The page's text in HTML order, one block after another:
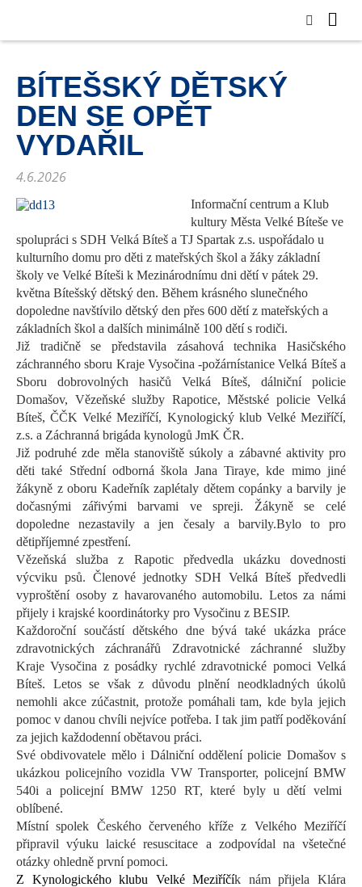
BÍTEŠSKÝ DĚTSKÝ
DEN SE OPĚT
VYDAŘIL
4.6.2026
Informační centrum a Klub
kultury Města Velké Bíteše ve
spolupráci s SDH Velká Bíteš a TJ Spartak z.s. uspořádalo u
kulturního domu pro děti z mateřských škol a žáky základní
školy ve Velké Bíteši k Mezinárodnímu dni dětí v pátek 29.
května Bítešský dětský den. Během krásného slunečného
dopoledne navštívilo dětský den přes 600 dětíz mateřských a
základních škol a dalších minimálně 100 dětí s rodiči.
Již tradičně se představila zásahová technika Hasičského
záchranného sboru Kraje Vysočina -požárnístanice Velká Bíteš a
Sboru dobrovolných hasičů Velká Bíteš, dálniční policie
Domašov, Vězeňskéslužby Rapotice, Městské policie Velká
Bíteš,ČČK Velké Meziříčí, Kynologický klub Velké Meziříčí,
z.s. a Záchranná brigáda kynologů JmK ČR.
Již podruhé zde měla stanoviště súkoly a zábavné aktivitypro
děti také Střední odborná škola Jana Tiraye, kde mimo jiné
žákyně z oboru Kadeřníkzaplétaly dětem copánky a barvily je
dočasnými zářivými barvami ve spreji. Žákyně se celé
dopoledne nezastavily a jen česaly a barvily.Bylo to pro
dětipříjemné zpestření.
Vězeňská služba z Rapotic předvedla ukázku dovednosti
výcviku psů. Členové jednotky SDH Velká Bíteš předvedli
vyproštění osoby z havarovaného automobilu. Letos za námi
přijely i krajské koordinátorky pro Vysočinu z BESIP.
Každoroční součástí dětského dne bývá také ukázka práce
zdravotnických záchranářů Zdravotnické záchranné služby
Kraje Vysočina z posádky rychlé zdravotnické pomoci Velká
Bíteš. Letos se však z důvodu plnění neodkladných úkolů
nemohli akce zúčastnit, protože pomáhali tam, kde byla jejich
pomoc v danou chvíli nejvíce potřeba. I tak jim patří poděkování
za jejich každodenní obětavou práci.
Své obdivovatele mělo i Dálniční oddělení policie Domašov s
ukázkou policejního vozidla VW Transporter, policejní BMW
540i a policejníBMW 1250 RT, které byly u dětí velmi
oblíbené.
Místní spolek Českého červeného kříže z Velkého Meziříčí
připravil výuku laické resuscitace a zodpovídal na všetečné
otázky ohledně první pomoci.
Z Kynologického klubu Velké Meziříčík nám přijelaKlára